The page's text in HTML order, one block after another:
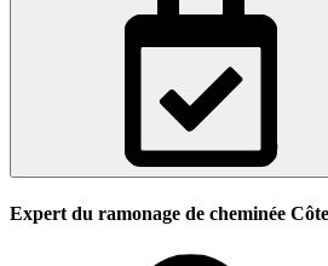
Expert du ramonage de cheminée